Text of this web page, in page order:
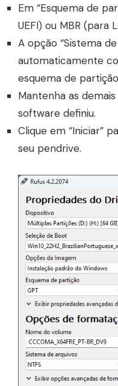
Em “Esquema de
UEFI) ou MBR (para
A opção “Sistema
automaticamente
esquema de
Mantenha as
software definiu.
Clique em “Iniciar”
seu pendrive.